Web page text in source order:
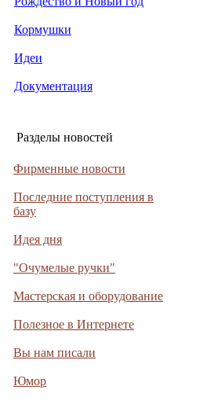
Кормушки
Идеи
Документация
Разделы новостей
Фирменные новости
Последние поступления в
базу
Идея дня
"Очумелые ручки"
Мастерская и оборудование
Полезное в Интернете
Вы нам писали
Юмор